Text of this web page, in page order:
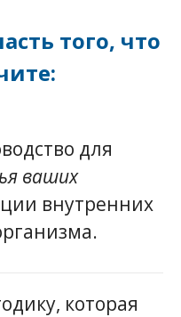
того, что
для
ваших
внутренних
которая